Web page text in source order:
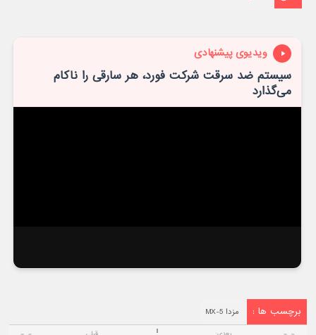
ویدیوی پیشنهادی
سیستم ضد سرقت شرکت فورد، هر سارقی را ناکام
می‌گذارد
برچسب ها : مزدا MX-5